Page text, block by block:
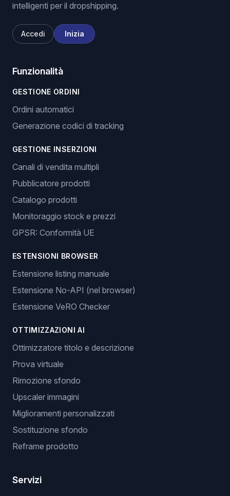
intelligenti per il dropshipping.
Accedi Inizia
Funzionalità
GESTIONE ORDINI
Ordini automatici
Generazione codici di tracking
GESTIONE INSERZIONI
Canali di vendita multipli
Pubblicatore prodotti
Catalogo prodotti
Monitoraggio stock e prezzi
GPSR: Conformità UE
ESTENSIONI BROWSER
Estensione listing manuale
Estensione No-API (nel browser)
Estensione VeRO Checker
OTTIMIZZAZIONI AI
Ottimizzatore titolo e descrizione
Prova virtuale
Rimozione sfondo
Upscaler immagini
Miglioramenti personalizzati
Sostituzione sfondo
Reframe prodotto
Servizi